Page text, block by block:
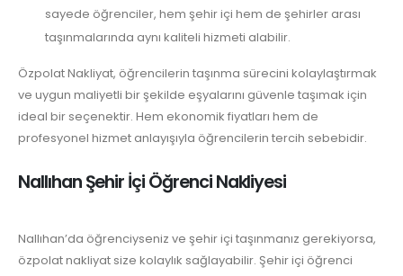
sayede öğrenciler, hem şehir içi hem de şehirler arası
taşınmalarında aynı kaliteli hizmeti alabilir.
Özpolat Nakliyat, öğrencilerin taşınma sürecini kolaylaştırmak
ve uygun maliyetli bir şekilde eşyalarını güvenle taşımak için
ideal bir seçenektir. Hem ekonomik fiyatları hem de
profesyonel hizmet anlayışıyla öğrencilerin tercih sebebidir.
Nallıhan Şehir İçi Öğrenci Nakliyesi
Nallıhan’da öğrenciyseniz ve şehir içi taşınmanız gerekiyorsa,
özpolat nakliyat size kolaylık sağlayabilir. Şehir içi öğrenci